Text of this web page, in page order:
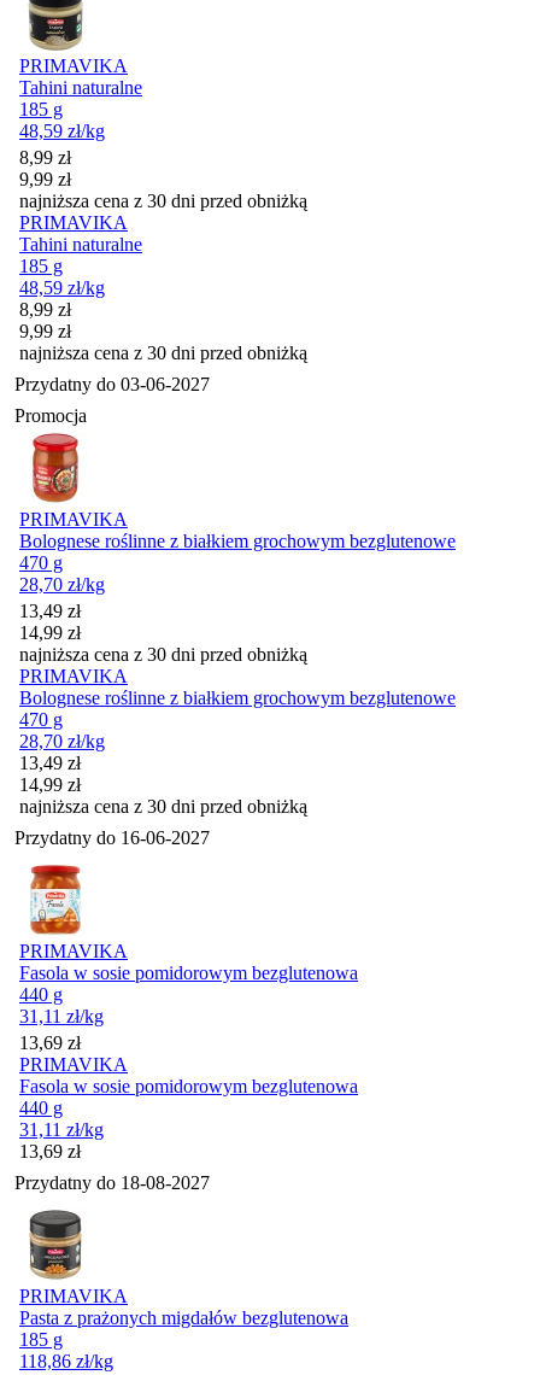
PRIMAVIKA
Tahini naturalne
185 g
48,59 zł/kg
Cena promocyjna
8,99 zł
9,99 zł
najniższa cena z 30 dni przed obniżką
PRIMAVIKA
Tahini naturalne
185 g
48,59 zł/kg
Cena promocyjna
8,99 zł
9,99 zł
najniższa cena z 30 dni przed obniżką
Przydatny do 03-06-2027
Promocja
PRIMAVIKA
Bolognese roślinne z białkiem grochowym bezglutenowe
470 g
28,70 zł/kg
Cena promocyjna
13,49 zł
14,99 zł
najniższa cena z 30 dni przed obniżką
PRIMAVIKA
Bolognese roślinne z białkiem grochowym bezglutenowe
470 g
28,70 zł/kg
Cena promocyjna
13,49 zł
14,99 zł
najniższa cena z 30 dni przed obniżką
Przydatny do 16-06-2027
PRIMAVIKA
Fasola w sosie pomidorowym bezglutenowa
440 g
31,11 zł/kg
Cena
13,69 zł
PRIMAVIKA
Fasola w sosie pomidorowym bezglutenowa
440 g
31,11 zł/kg
Cena
13,69 zł
Przydatny do 18-08-2027
PRIMAVIKA
Pasta z prażonych migdałów bezglutenowa
185 g
118,86 zł/kg